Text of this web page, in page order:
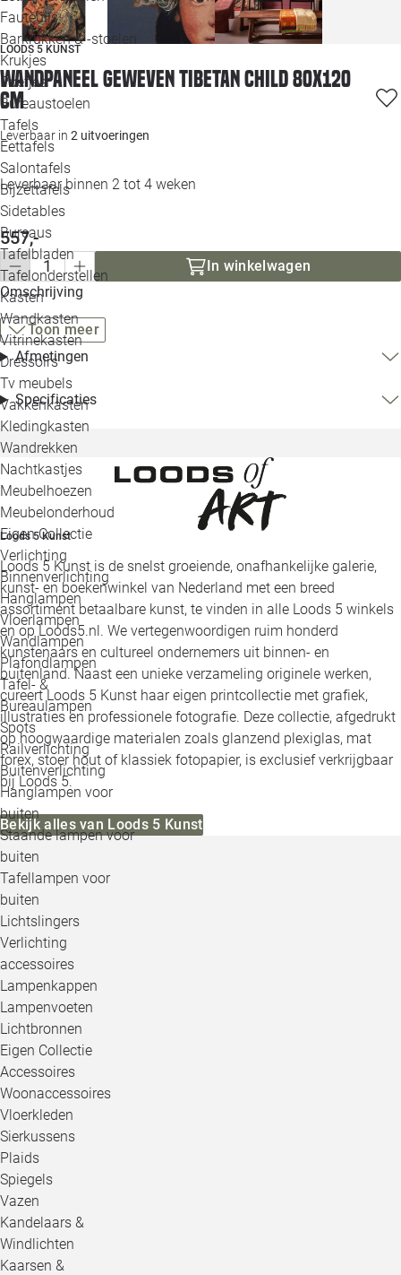
Fauteuils
Barkrukken & -stoelen
Krukjes
Poefjes
Bureaustoelen
Tafels
Eettafels
Salontafels
Bijzettafels
Sidetables
Bureaus
Tafelbladen
Tafelonderstellen
Kasten
Wandkasten
Vitrinekasten
Dressoirs
Tv meubels
Vakkenkasten
Kledingkasten
Wandrekken
Nachtkastjes
Meubelhoezen
Meubelonderhoud
Eigen Collectie
Verlichting
Binnenverlichting
Hanglampen
Vloerlampen
Wandlampen
Plafondlampen
Tafel- &
Bureaulampen
Spots
Railverlichting
Buitenverlichting
Hanglampen voor
buiten
Staande lampen voor
buiten
Tafellampen voor
buiten
Lichtslingers
Verlichting
accessoires
Lampenkappen
Lampenvoeten
Lichtbronnen
Eigen Collectie
Accessoires
Woonaccessoires
Vloerkleden
Sierkussens
Plaids
Spiegels
Vazen
Kandelaars &
Windlichten
Kaarsen &
LOODS 5 KUNST
Wandpaneel geweven Tibetan Child 80x120
cm
Leverbaar in 2 uitvoeringen
Leverbaar binnen 2 tot 4 weken
557,-
In winkelwagen
Omschrijving
Toon meer
Afmetingen
Specificaties
Loods 5 Kunst
Loods 5 Kunst is de snelst groeiende, onafhankelijke galerie,
kunst- en boekenwinkel van Nederland met een breed
assortiment betaalbare kunst, te vinden in alle Loods 5 winkels
en op Loods5.nl. We vertegenwoordigen ruim honderd
kunstenaars en cultureel ondernemers uit binnen- en
buitenland. Naast een unieke verzameling originele werken,
cureert Loods 5 Kunst haar eigen printcollectie met grafiek,
illustraties en professionele fotografie. Deze collectie, afgedrukt
op hoogwaardige materialen zoals glanzend plexiglas, mat
forex, stoer hout of klassiek fotopapier, is exclusief verkrijgbaar
bij Loods 5.
Bekijk alles van Loods 5 Kunst